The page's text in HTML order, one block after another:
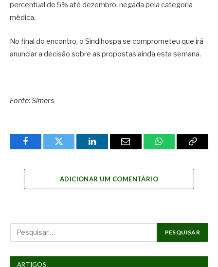
percentual de 5% até dezembro, negada pela categoria
médica.
No final do encontro, o Sindihospa se comprometeu que irá
anunciar a decisão sobre as propostas ainda esta semana.
Fonte: Simers
FacebookTwitter LinkedInEmail WhatsAppCopy
ADICIONAR UM COMENTÁRIO
ARTIGOS